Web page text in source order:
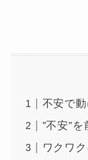
不安で
”不安”
ワクワ